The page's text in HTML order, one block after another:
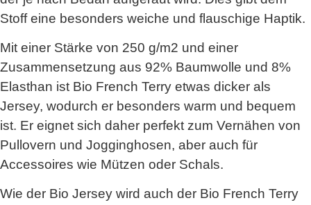
Stoff eine besonders weiche und flauschige Haptik.
Mit einer Stärke von 250 g/m2 und einer
Zusammensetzung aus 92% Baumwolle und 8%
Elasthan ist Bio French Terry etwas dicker als
Jersey, wodurch er besonders warm und bequem
ist. Er eignet sich daher perfekt zum Vernähen von
Pullovern und Jogginghosen, aber auch für
Accessoires wie Mützen oder Schals.
Wie der Bio Jersey wird auch der Bio French Terry